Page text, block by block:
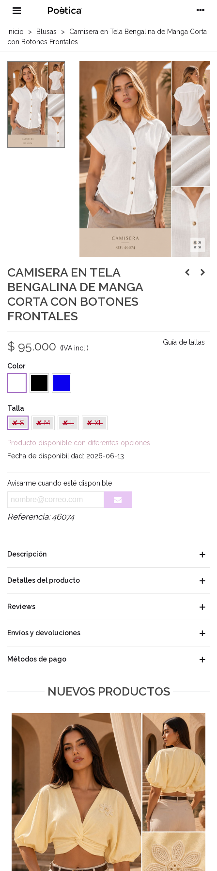
Inicio > Blusas >
Camisera en Tela Bengalina de Manga Corta
con Botones Frontales
CAMISERA EN TELA
BENGALINA DE MANGA
CORTA CON BOTONES
FRONTALES
$ 95.000 (IVA incl.)
Guía de tallas
Color
Talla
✘ S
✘ M ✘ L ✘ XL
Producto disponible con diferentes opciones
Fecha de disponibilidad: 2026-06-13
Avisarme cuando esté disponible
Referencia: 46074
Descripción
Detalles del producto
Reviews
Envíos y devoluciones
Métodos de pago
NUEVOS PRODUCTOS